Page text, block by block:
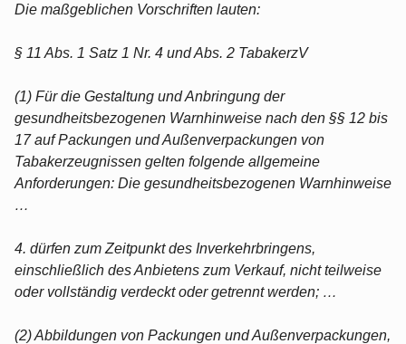
Die maßgeblichen Vorschriften lauten:
§ 11 Abs. 1 Satz 1 Nr. 4 und Abs. 2 TabakerzV
(1) Für die Gestaltung und Anbringung der
gesundheitsbezogenen Warnhinweise nach den §§ 12 bis
17 auf Packungen und Außenverpackungen von
Tabakerzeugnissen gelten folgende allgemeine
Anforderungen: Die gesundheitsbezogenen Warnhinweise
…
4. dürfen zum Zeitpunkt des Inverkehrbringens,
einschließlich des Anbietens zum Verkauf, nicht teilweise
oder vollständig verdeckt oder getrennt werden; …
(2) Abbildungen von Packungen und Außenverpackungen,